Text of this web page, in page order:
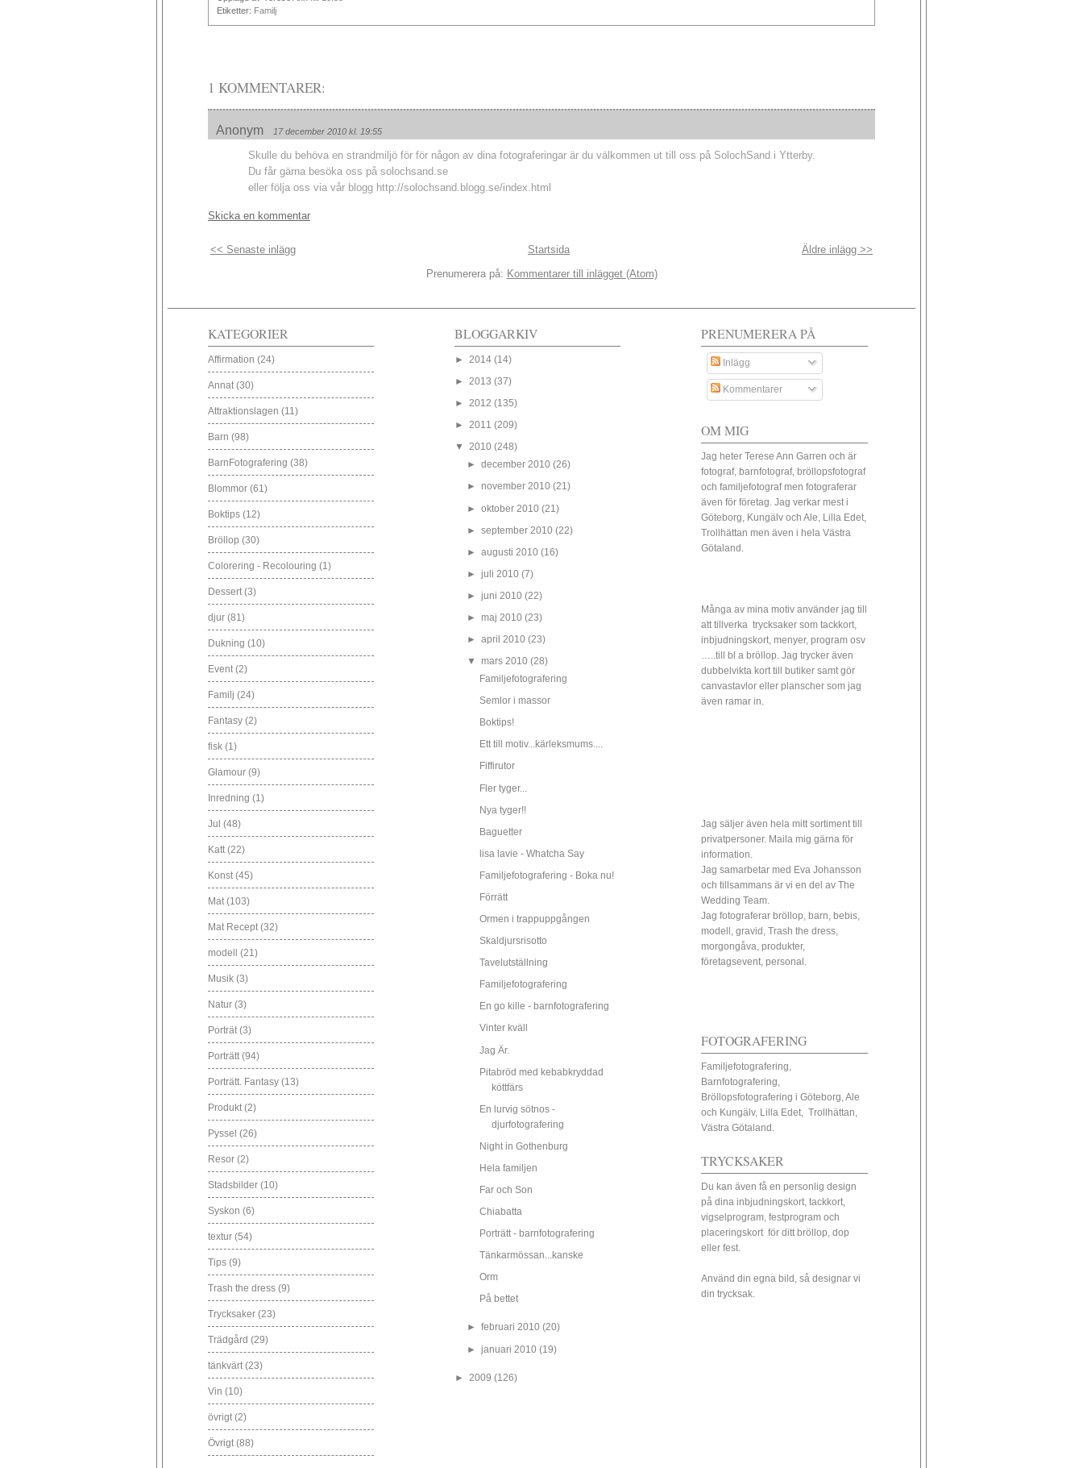
Etiketter: Familj
1 KOMMENTARER:
Anonym 17 december 2010 kl. 19:55
Skulle du behöva en strandmiljö för för någon av dina fotograferingar är du välkommen ut till oss på SolochSand i Ytterby.
Du får gärna besöka oss på solochsand.se
eller följa oss via vår blogg http://solochsand.blogg.se/index.html
Skicka en kommentar
<< Senaste inlägg Äldre inlägg >>
Startsida
Prenumerera på: Kommentarer till inlägget (Atom)
KATEGORIER
Affirmation (24)
Annat (30)
Attraktionslagen (11)
Barn (98)
BarnFotografering (38)
Blommor (61)
Boktips (12)
Bröllop (30)
Colorering - Recolouring (1)
Dessert (3)
djur (81)
Dukning (10)
Event (2)
Familj (24)
Fantasy (2)
fisk (1)
Glamour (9)
Inredning (1)
Jul (48)
Katt (22)
Konst (45)
Mat (103)
Mat Recept (32)
modell (21)
Musik (3)
Natur (3)
Porträt (3)
Porträtt (94)
Porträtt. Fantasy (13)
Produkt (2)
Pyssel (26)
Resor (2)
Stadsbilder (10)
Syskon (6)
textur (54)
Tips (9)
Trash the dress (9)
Trycksaker (23)
Trädgård (29)
tänkvärt (23)
Vin (10)
övrigt (2)
Övrigt (88)
BLOGGARKIV
►2014(14)
►2013(37)
►2012(135)
►2011(209)
▼2010(248)
►december 2010(26)
►november 2010(21)
►oktober 2010(21)
►september 2010(22)
►augusti 2010(16)
►juli 2010(7)
►juni 2010(22)
►maj 2010(23)
►april 2010(23)
▼mars 2010(28)
Familjefotografering
Semlor i massor
Boktips!
Ett till motiv...kärleksmums....
Fiffirutor
Fler tyger...
Nya tyger!!
Baguetter
lisa lavie - Whatcha Say
Familjefotografering - Boka nu!
Förrätt
Ormen i trappuppgången
Skaldjursrisotto
Tavelutställning
Familjefotografering
En go kille - barnfotografering
Vinter kväll
Jag Är.
Pitabröd med kebabkryddad
köttfärs
En lurvig sötnos -
djurfotografering
Night in Gothenburg
Hela familjen
Far och Son
Chiabatta
Porträtt - barnfotografering
Tänkarmössan...kanske
Orm
På bettet
►februari 2010(20)
►januari 2010(19)
► 2009(126)
PRENUMERERA PÅ
Inlägg
Kommentarer
OM MIG
Jag heter Terese Ann Garren och är
fotograf, barnfotograf, bröllopsfotograf
och familjefotograf men fotograferar
även för företag. Jag verkar mest i
Göteborg, Kungälv och Ale, Lilla Edet,
Trollhättan men även i hela Västra
Götaland.
Många av mina motiv använder jag till
att tillverka trycksaker som tackkort,
inbjudningskort, menyer, program osv
…..till bl a bröllop. Jag trycker även
dubbelvikta kort till butiker samt gör
canvastavlor eller planscher som jag
även ramar in.
Jag säljer även hela mitt sortiment till
privatpersoner. Maila mig gärna för
information.
Jag samarbetar med Eva Johansson
och tillsammans är vi en del av The
Wedding Team.
Jag fotograferar bröllop, barn, bebis,
modell, gravid, Trash the dress,
morgongåva, produkter,
företagsevent, personal.
FOTOGRAFERING
Familjefotografering,
Barnfotografering,
Bröllopsfotografering i Göteborg, Ale
och Kungälv, Lilla Edet, Trollhättan,
Västra Götaland.
TRYCKSAKER
Du kan även få en personlig design
på dina inbjudningskort, tackkort,
vigselprogram, festprogram och
placeringskort för ditt bröllop, dop
eller fest.
Använd din egna bild, så designar vi
din trycksak.